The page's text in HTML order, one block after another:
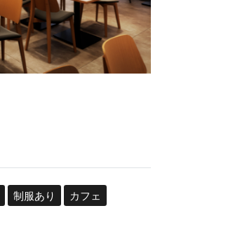
制服あり
カフェ